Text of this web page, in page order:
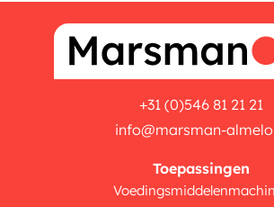
+31 (0)546 81 21 21
info@marsman-
Toepassingen